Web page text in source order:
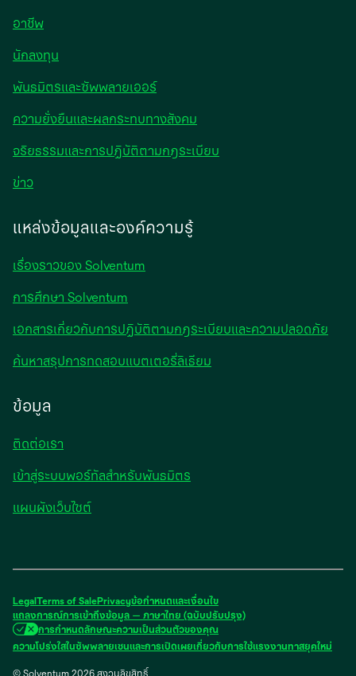
อาชีพ
นักลงทุน
a
new
พันธมิตรและซัพพลายเออร์
ความยั่งยืนและผลกระทบทางสังคม
จริยธรรมและการปฏิบัติตามกฎระเบียบ
ข่าวopens
แหล่งข้อมูลและองค์ความรู้
เรื่องราวของ Solventum
การศึกษา Solventum
เอกสารเกี่ยวกับการปฏิบัติตามกฎระเบียบและความปลอดภัย
ค้นหาสรุปการทดสอบแบตเตอรี่ลิเธียม
ข้อมูล
ติดต่อเรา
เข้าสู่ระบบพอร์ทัลสำหรับพันธมิตร
แผนผังเว็บไซต์
LegalTerms of SalePrivacyข้อกําหนดและเงื่อนไข
แถลงการณ์การเข้าถึงข้อมูล — ภาษาไทย (ฉบับปรับปรุง)
การกำหนดลักษณะความเป็นส่วนตัวของคุณ
ความโปร่งใสในซัพพลายเชนและการเปิดเผยเกี่ยวกับการใช้แรงงานทาสยุคใหม่
© Solventum 2026 สงวนลิขสิทธิ์